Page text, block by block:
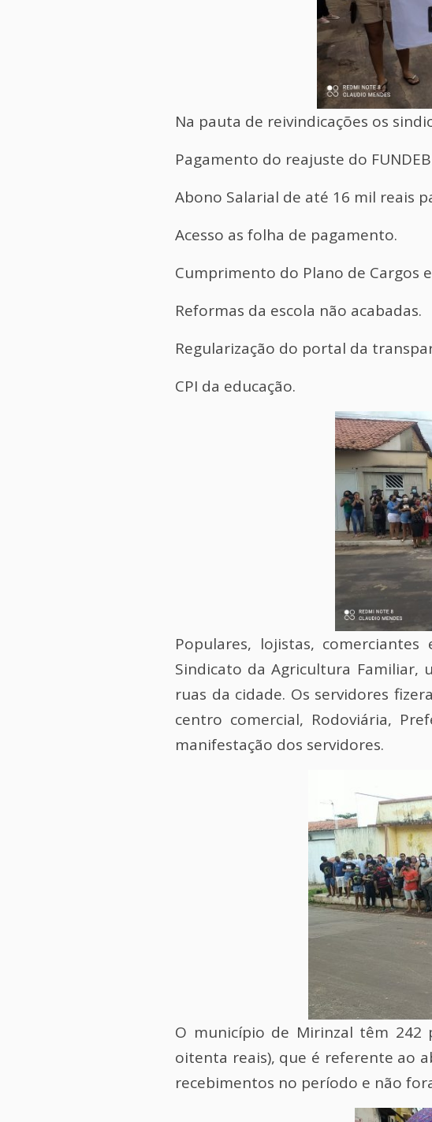
Na pauta de reivindicações os
Pagamento do reajuste do
Abono Salarial de até 16 mil reais
Acesso as folha de pagamento.
Cumprimento do Plano de Cargos
Reformas da escola não acabadas.
Regularização do portal da
CPI da educação.
Populares, lojistas,
Sindicato da Agricultura Familiar,
ruas da cidade. Os servidores
centro comercial, Rodoviária,
manifestação dos servidores.
O município de Mirinzal têm 242
oitenta reais), que é referente ao
recebimentos no período e não